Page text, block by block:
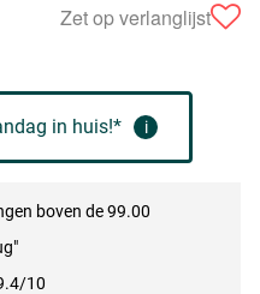
Zet op verlanglijst
in huis!* i
boven de 99.00
10